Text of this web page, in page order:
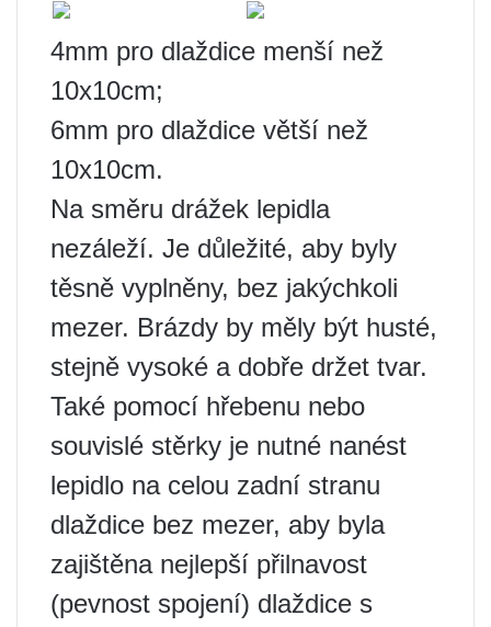
4mm pro dlaždice menší než
10x10cm;
6mm pro dlaždice větší než
10x10cm.
Na směru drážek lepidla
nezáleží. Je důležité, aby byly
těsně vyplněny, bez jakýchkoli
mezer. Brázdy by měly být husté,
stejně vysoké a dobře držet tvar.
Také pomocí hřebenu nebo
souvislé stěrky je nutné nanést
lepidlo na celou zadní stranu
dlaždice bez mezer, aby byla
zajištěna nejlepší přilnavost
(pevnost spojení) dlaždice s